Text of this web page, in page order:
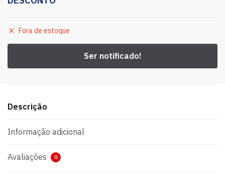
Fora de estoque
Descrição
Informação adicional
Avaliações 0